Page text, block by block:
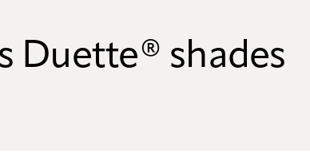
Duette® shades